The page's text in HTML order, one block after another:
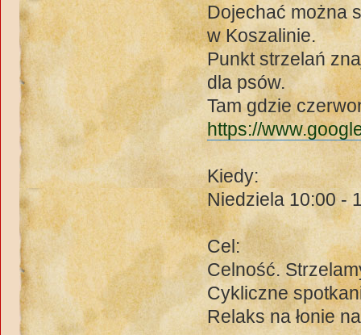
Dojechać można
w Koszalinie.
Punkt strzelań
dla psów.
Tam gdzie
https://
Kiedy:
Niedziela 10:00 -
Cel:
Celność.
Cykliczne
Relaks na łonie